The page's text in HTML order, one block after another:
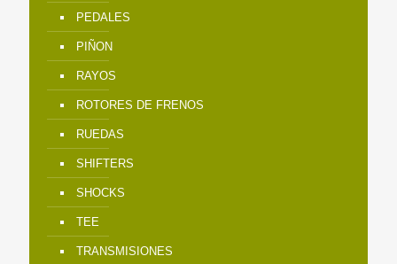
PEDALES
PIÑON
RAYOS
ROTORES DE FRENOS
RUEDAS
SHIFTERS
SHOCKS
TEE
TRANSMISIONES